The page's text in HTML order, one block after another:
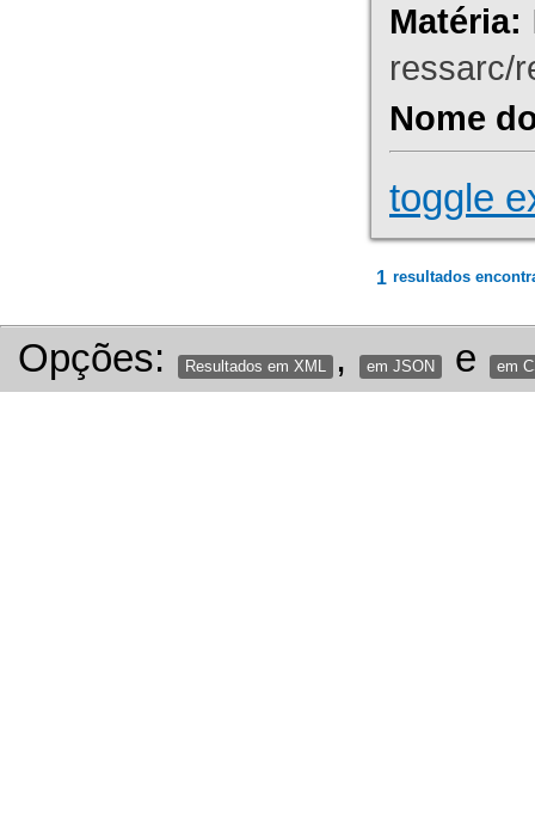
Matéria:
ressarc/
Nome
toggle
1 resultados
Opções: Resultados em XML , em JSON e em